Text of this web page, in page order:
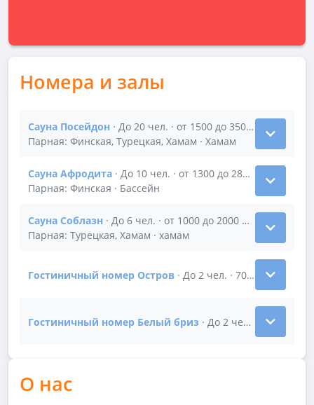
Номера и залы
Сауна Посейдон · До 20 чел. · от 1500 до 3500 р/час
Парная: Финская, Турецкая, Хамам · Хамам
Показать подробности зала Сауна Посейдон
Сауна Афродита · До 10 чел. · от 1300 до 2800 р/час
Парная: Финская · Бассейн
Показать подробности зала Сауна Афродита
Сауна Соблазн · До 6 чел. · от 1000 до 2000 р/час
Парная: Турецкая, Хамам · хамам
Показать подробности зала Сауна Соблазн
Гостиничный номер Остров · До 2 чел. · 700 р/час
Показать подробности зала Гостиничный номер
Гостиничный номер Белый бриз · До 2 чел. · 700 р/час
Показать подробности зала Гостиничный номер
О нас